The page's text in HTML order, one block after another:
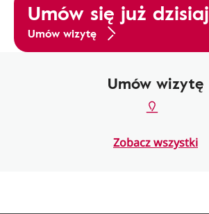
Umów się już dzisiaj
Umów wizytę
Umów wizytę
Zobacz wszystki